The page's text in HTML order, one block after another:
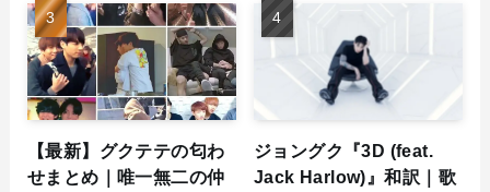
【最新】グクテテの匂わ
せまとめ｜唯一無二の仲
ジョングク『3D (feat.
Jack Harlow)』和訳｜歌